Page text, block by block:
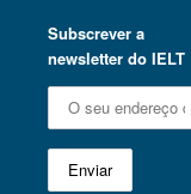
Subscrever a
newsletter do IELT